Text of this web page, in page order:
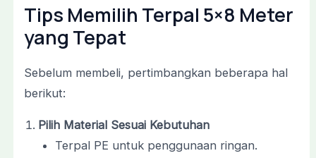
Tips Memilih Terpal 5×8 Meter
yang Tepat
Sebelum membeli, pertimbangkan beberapa hal
berikut:
Pilih Material Sesuai Kebutuhan
Terpal PE untuk penggunaan ringan.